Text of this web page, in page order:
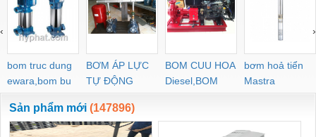
bom truc dung
ewara,bom bu
ewara
BƠM ÁP LỰC
TỰ ĐỘNG
BOM CUU HOA
Diesel,BOM
CHUA CHAY
bơm hoả tiển
Mastra
‹ ›
Sản phẩm mới (147896)